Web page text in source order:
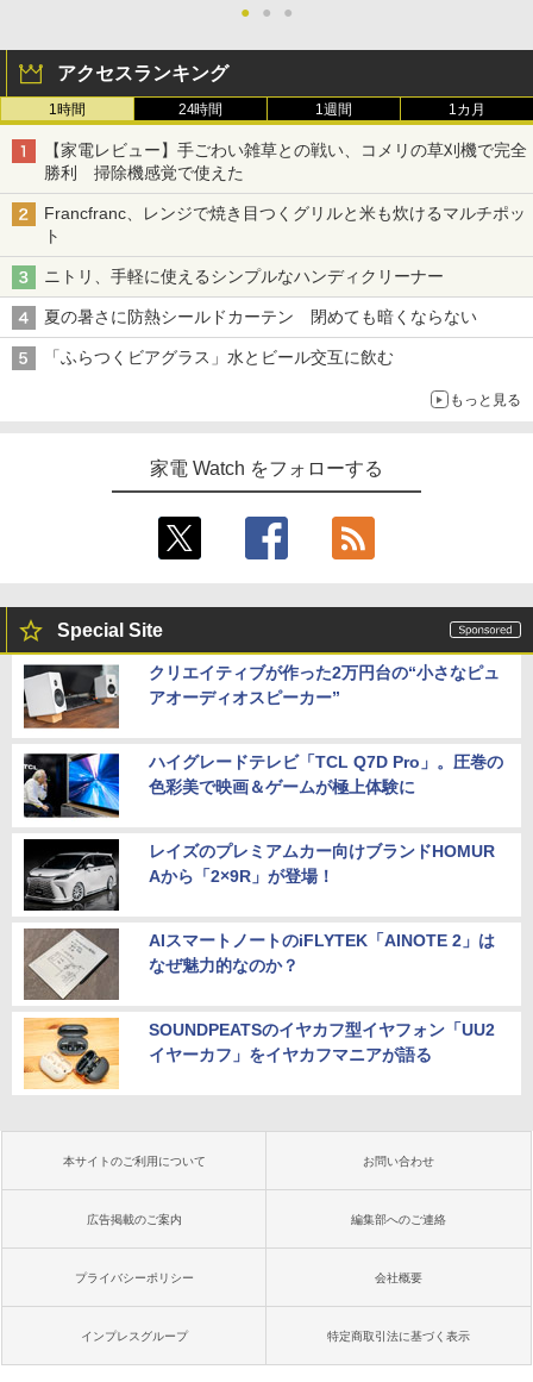
● ● ●
アクセスランキング
1時間 24時間 1週間 1カ月
【家電レビュー】手ごわい雑草との戦い、コメリの草刈機で完全
勝利 掃除機感覚で使えた
Francfranc、レンジで焼き目つくグリルと米も炊けるマルチポッ
ト
ニトリ、手軽に使えるシンプルなハンディクリーナー
夏の暑さに防熱シールドカーテン 閉めても暗くならない
「ふらつくビアグラス」水とビール交互に飲む
もっと見る
家電 Watch をフォローする
Special Site
クリエイティブが作った2万円台の“小さなピュ
アオーディオスピーカー”
ハイグレードテレビ「TCL Q7D Pro」。圧巻の
色彩美で映画＆ゲームが極上体験に
レイズのプレミアムカー向けブランドHOMUR
Aから「2×9R」が登場！
AIスマートノートのiFLYTEK「AINOTE 2」は
なぜ魅力的なのか？
SOUNDPEATSのイヤカフ型イヤフォン「UU2
イヤーカフ」をイヤカフマニアが語る
本サイトのご利用について お問い合わせ
広告掲載のご案内 編集部へのご連絡
プライバシーポリシー 会社概要
インプレスグループ 特定商取引法に基づく表示